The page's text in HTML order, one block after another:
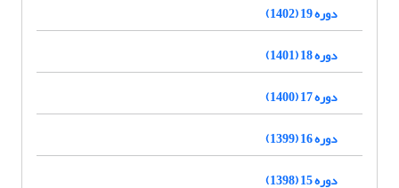
دوره 19 (1402)
دوره 18 (1401)
دوره 17 (1400)
دوره 16 (1399)
دوره 15 (1398)